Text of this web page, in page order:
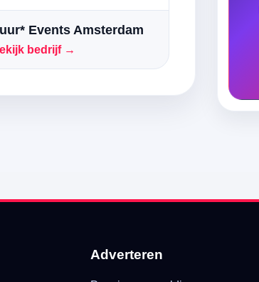
Events Amsterdam
bedrijf →
Adverteren